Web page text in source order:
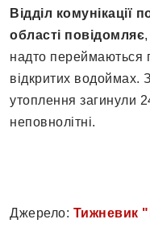
Відділ комунікації
області повідомляє
надто переймаються
відкритих водоймах.
утоплення загинули
неповнолітні.
Джерело: Тижневик